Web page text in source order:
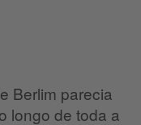
Berlim parecia
longo de toda a